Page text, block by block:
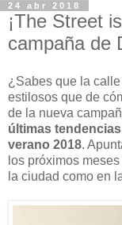
24 abr 2018
¡The Street
campaña de
¿Sabes que la
estilosos que de
de la nueva
últimas
verano 2018.
los próximos
la ciudad como en